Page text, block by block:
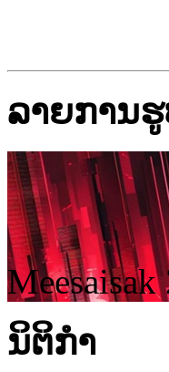
ລາຍການ
Meesaisak
ນິ​ຕິ​ກໍາ